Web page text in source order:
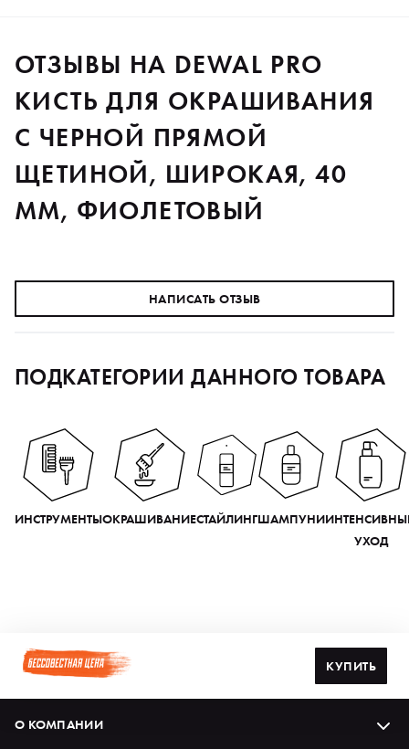
ОТЗЫВЫ НА DEWAL PRO
КИСТЬ ДЛЯ ОКРАШИВАНИЯ
С ЧЕРНОЙ ПРЯМОЙ
ЩЕТИНОЙ, ШИРОКАЯ, 40
ММ, ФИОЛЕТОВЫЙ
НАПИСАТЬ ОТЗЫВ
ПОДКАТЕГОРИИ ДАННОГО ТОВАРА
ИНСТРУМЕНТЫОКРАШИВАНИЕСТАЙЛИНГШАМПУНИ
УХОД
КУПИТЬ
О КОМПАНИИ